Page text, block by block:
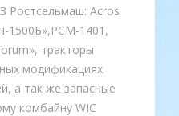
Ростсельмаш: Acros
1500Б»,РСМ-1401,
тракторы
модификациях
а так же запасные
комбайну WIC